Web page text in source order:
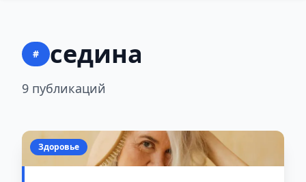
# седина
9 публикаций
Здоровье